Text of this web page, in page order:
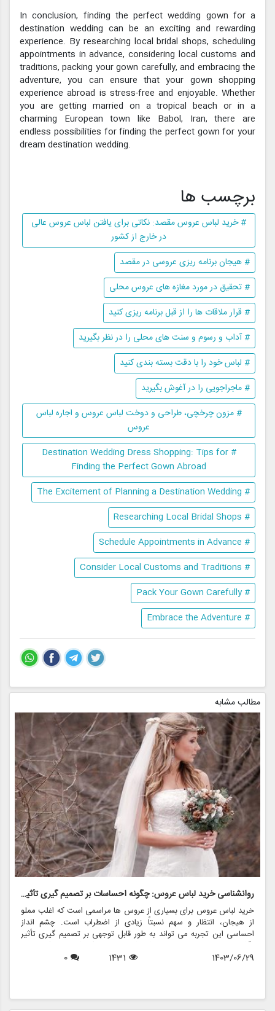
In conclusion, finding the perfect wedding gown for a
destination wedding can be an exciting and rewarding
experience. By researching local bridal shops, scheduling
appointments in advance, considering local customs and
traditions, packing your gown carefully, and embracing the
adventure, you can ensure that your gown shopping
experience abroad is stress-free and enjoyable. Whether
you are getting married on a tropical beach or in a
charming European town like Babol, Iran, there are
endless possibilities for finding the perfect gown for your
dream destination wedding.
برچسب ها
# خرید لباس عروس مقصد: نکاتی برای یافتن لباس عروس عالی
در خارج از کشور
# هیجان برنامه ریزی عروسی در مقصد
# تحقیق در مورد مغازه های عروس محلی
# قرار ملاقات ها را از قبل برنامه ریزی کنید
# آداب و رسوم و سنت های محلی را در نظر بگیرید
# لباس خود را با دقت بسته بندی کنید
# ماجراجویی را در آغوش بگیرید
# مزون چرخچی، طراحی و دوخت لباس عروس و اجاره لباس
عروس
# Destination Wedding Dress Shopping: Tips for
Finding the Perfect Gown Abroad
# The Excitement of Planning a Destination Wedding
# Researching Local Bridal Shops
# Schedule Appointments in Advance
# Consider Local Customs and Traditions
# Pack Your Gown Carefully
# Embrace the Adventure
مطالب مشابه
روانشناسی خرید لباس عروس: چگونه احساسات بر تصمیم گیری تأثیر می گذارد
خرید لباس عروس برای بسیاری از عروس ها مراسمی است که اغلب مملو
از هیجان، انتظار و سهم نسبتاً زیادی از اضطراب است. چشم انداز
احساسی این تجربه می تواند به طور قابل توجهی بر تصمیم گیری تأثیر
بگذارد و منجر به انتخاب هایی شود که نه تنها سبک شخصی بلکه عوامل
روانی عمیق تری را نیز منعکس می کند. در این مقاله، روانشناسی خرید
1403/06/29
1431
0